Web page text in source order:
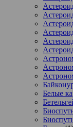
Белые